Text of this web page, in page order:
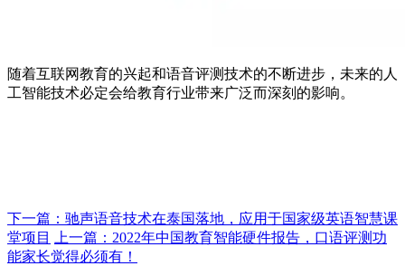
随着互联网教育的兴起和语音评测技术的不断进步，未来的人
工智能技术必定会给教育行业带来广泛而深刻的影响。
下一篇：驰声语音技术在泰国落地，应用于国家级英语智慧课
堂项目
上一篇：2022年中国教育智能硬件报告，口语评测功
能家长觉得必须有！